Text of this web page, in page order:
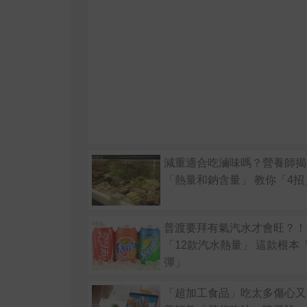
減重適合吃滷味嗎？營養師
「熱量和鈉含量」 教你「4
普渡要拜有氣汽水才會旺？
「12款汽水熱量」 這款根本
彈」
「超加工食品」吃太多傷心